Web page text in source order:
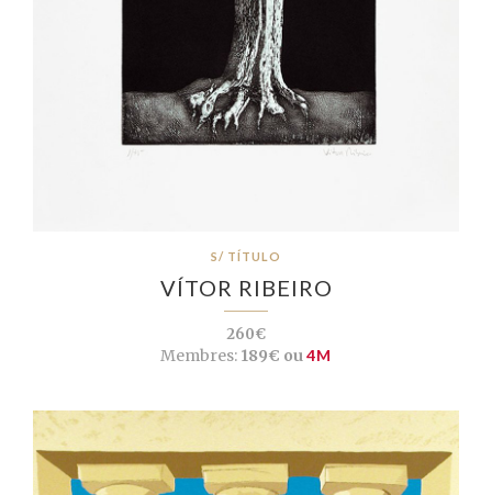
S/ TÍTULO
VÍTOR RIBEIRO
260€
Membres: 189€ ou4M